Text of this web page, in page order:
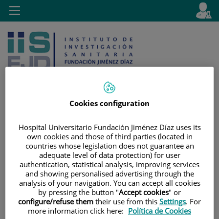
Saltar al contenido
contenido
activo
es
Toggle
navigation
Cookies configuration
Hospital Universitario Fundación Jiménez Díaz uses its
own cookies and those of third parties (located in
countries whose legislation does not guarantee an
adequate level of data protection) for user
authentication, statistical analysis, improving services
and showing personalised advertising through the
analysis of your navigation. You can accept all cookies
by pressing the button "Accept cookies" or
configure/refuse them their use from this Settings. For
more information click here: Política de Cookies